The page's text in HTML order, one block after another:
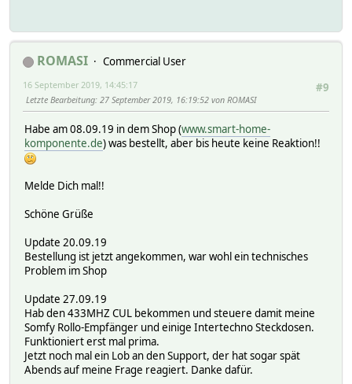
ROMASI
Commercial User
#9
16 September 2019, 14:45:17
Letzte Bearbeitung: 27 September 2019, 16:19:52 von ROMASI
Habe am 08.09.19 in dem Shop (www.smart-home-
komponente.de) was bestellt, aber bis heute keine Reaktion!!
Melde Dich mal!!
Schöne Grüße
Update 20.09.19
Bestellung ist jetzt angekommen, war wohl ein technisches
Problem im Shop
Update 27.09.19
Hab den 433MHZ CUL bekommen und steuere damit meine
Somfy Rollo-Empfänger und einige Intertechno Steckdosen.
Funktioniert erst mal prima.
Jetzt noch mal ein Lob an den Support, der hat sogar spät
Abends auf meine Frage reagiert. Danke dafür.